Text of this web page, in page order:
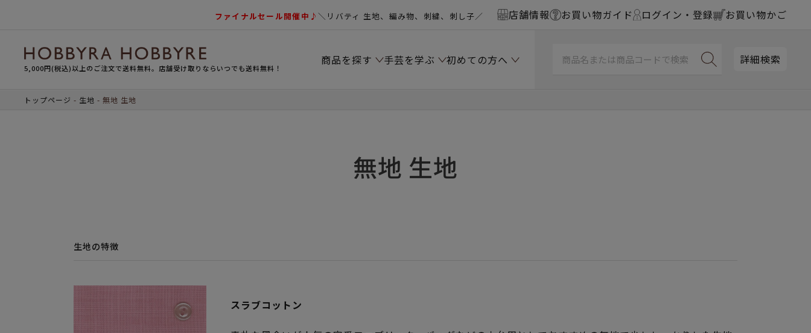
ファイナルセール開催中♪＼リバティ 生地、編み物、刺繍、刺し子／ 店舗情報 お買い物ガイド ログイン・登録 お買い物かご
5,000円(税込)以上のご注文で送料無料。店舗受け取りならいつでも送料無料！
商品を探す 手芸を学ぶ 初めての方へ 詳細検索
トップページ 生地 無地 生地
無地 生地
生地の特徴
スラブコットン